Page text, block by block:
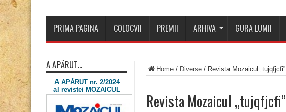
PRIMA PAGINA COLOCVII PREMII ARHIVA GURA LUMII
Home / Diverse / Revista Mozaicul „tujqfjcfi”
Revista Mozaicul „tujqfjcfi”
A APĂRUT…
A APĂRUT nr. 2/2024
al revistei MOZAICUL